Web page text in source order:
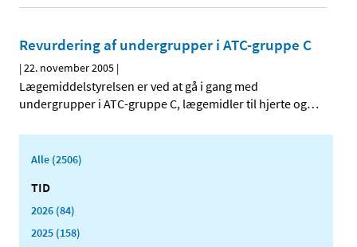
Revurdering af undergrupper i ATC-gruppe C
|22. november 2005 |
Lægemiddelstyrelsen er ved at gå i gang med
undergrupper i ATC-gruppe C, lægemidler til hjerte og…
Alle (2506)
TID
2026 (84)
2025 (158)